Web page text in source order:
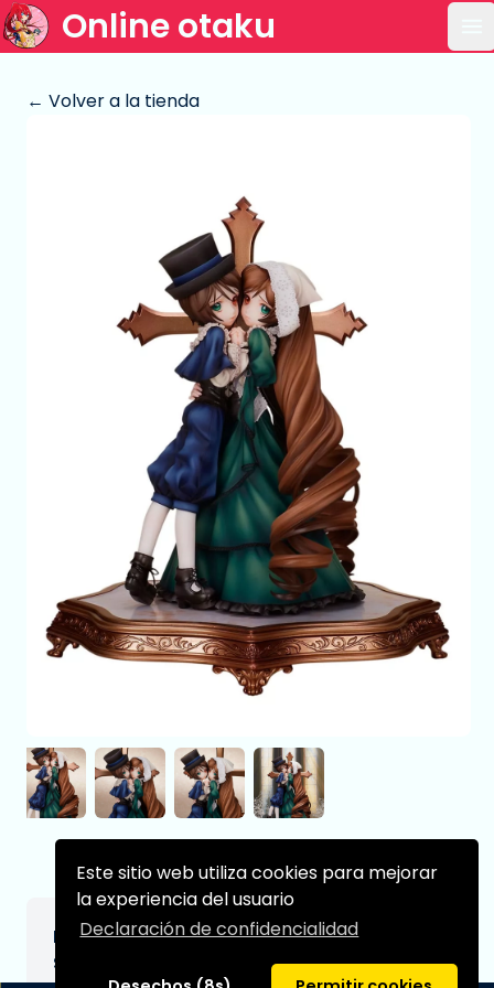
Este sitio web utiliza cookies para mejorar
la experiencia del usuario
Declaración de confidencialidad
Online otaku
← Volver a la tienda
Rozen Maiden PVC Statue Suiseiseki &
Souseiseki 26 cm